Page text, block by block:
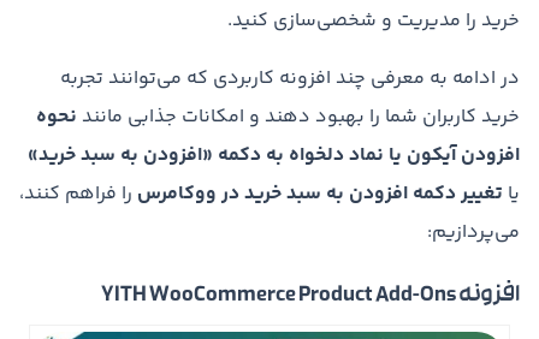
خرید را مدیریت و شخصی‌سازی کنید.
در ادامه به معرفی چند افزونه کاربردی که می‌توانند تجربه
خرید کاربران شما را بهبود دهند و امکانات جذابی مانند نحوه
افزودن آیکون یا نماد دلخواه به دکمه «افزودن به سبد خرید»
یا تغییر دکمه افزودن به سبد خرید در ووکامرس را فراهم کنند،
می‌پردازیم:
افزونه YITH WooCommerce Product Add-Ons